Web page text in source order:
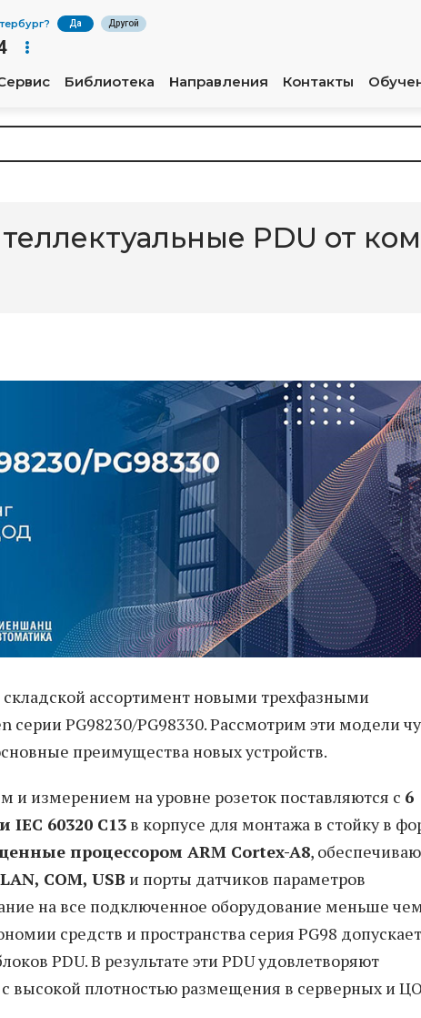
? Да Другой
Библиотека Направления Контакты
PDU от
ассортимент новыми трехфазными
PG98230/PG98330. Рассмотрим эти модели
преимущества новых устройств.
и измерением на уровне розеток поставляются с 6
IEC 60320 C13 в корпусе для монтажа в стойку в
процессором ARM Cortex-A8,
COM, USB и порты датчиков параметров
на все подключенное оборудование меньше
средств и пространства серия PG98 допускает
PDU. В результате эти PDU удовлетворяют
высокой плотностью размещения в серверных и